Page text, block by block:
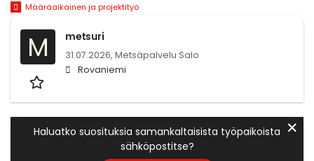
Määräaikainen ja projektityö
M metsuri
31.07.2026, Metsäpalvelu Salo
Rovaniemi
Haluatko suosituksia samankaltaisista työpaikoista
sähköpostitse?
✕